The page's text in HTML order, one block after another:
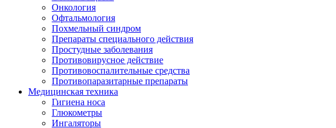
Онкология
Офтальмология
Похмельный синдром
Препараты специального действия
Простудные заболевания
Противовирусное действие
Противовоспалительные средства
Противопаразитарные препараты
Медицинская техника
Гигиена носа
Глюкометры
Ингаляторы